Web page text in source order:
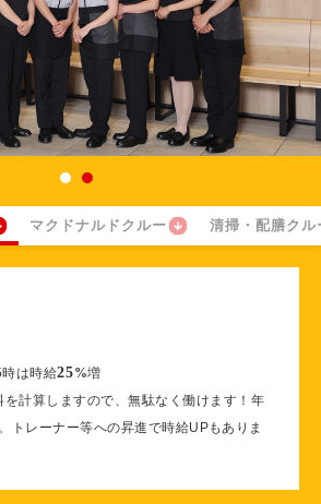
マクドナルドクルー 清掃・配膳クル
は時給25%増
を計算しますので、無駄なく働けます！年
トレーナー等への昇進で時給UPもありま